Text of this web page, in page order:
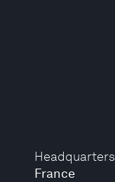
Headquarters
France